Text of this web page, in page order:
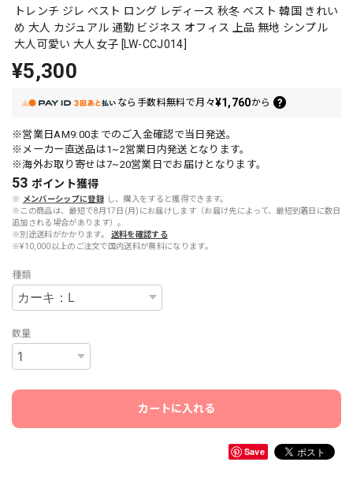
トレンチ ジレ ベスト ロング レディース 秋冬 ベスト 韓国 きれい
め 大人 カジュアル 通勤 ビジネス オフィス 上品 無地 シンプル
大人可愛い 大人女子 [LW-CCJ014]
¥5,300
なら 手数料無料で月々¥1,760から
※営業日AM9:00までのご入金確認で当日発送。
※メーカー直送品は1~2営業日内発送となります。
※海外お取り寄せは7~20営業日でお届けとなります。
53 ポイント獲得
※ メンバーシップに登録 し、購入をすると獲得できます。
※この商品は、最短で8月17日(月)にお届けします（お届け先によって、最短到着日に数日
追加される場合があります）。
※別途送料がかかります。
送料を確認する
※¥10,000以上のご注文で国内送料が無料になります。
種類
数量
カートに入れる
Save